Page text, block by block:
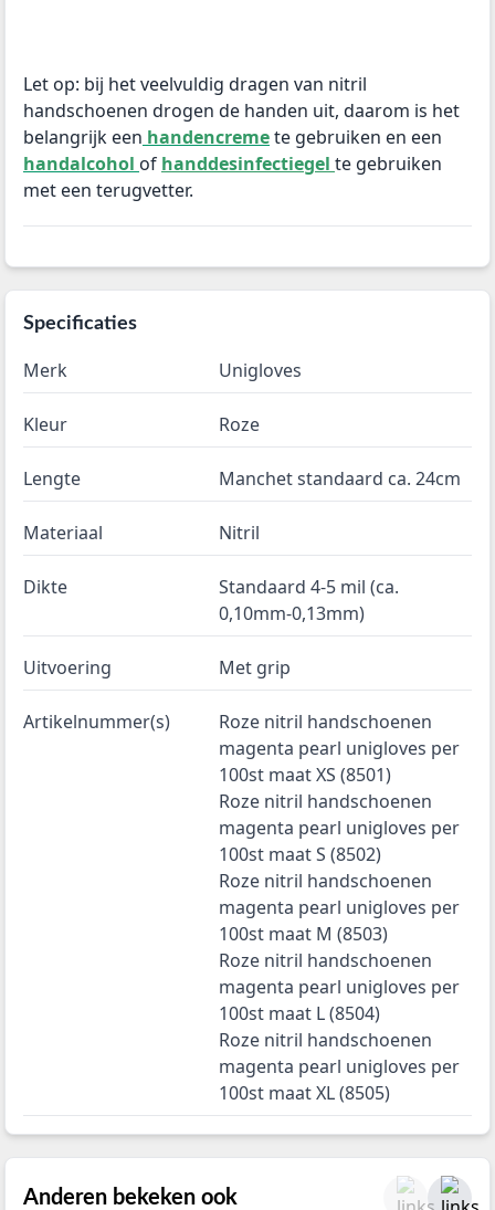
Let op: bij het veelvuldig dragen van nitril
handschoenen drogen de handen uit, daarom is het
belangrijk een handencremete gebruiken en een
handalcohol of handdesinfectiegel te gebruiken
met een terugvetter.
Specificaties
Merk Unigloves
Kleur Roze
Lengte Manchet standaard ca. 24cm
Materiaal Nitril
Dikte
Standaard 4-5 mil (ca.
0,10mm-0,13mm)
Uitvoering Met grip
Artikelnummer(s)
Roze nitril handschoenen
magenta pearl unigloves per
100st maat XS (8501)
Roze nitril handschoenen
magenta pearl unigloves per
100st maat S (8502)
Roze nitril handschoenen
magenta pearl unigloves per
100st maat M (8503)
Roze nitril handschoenen
magenta pearl unigloves per
100st maat L (8504)
Roze nitril handschoenen
magenta pearl unigloves per
100st maat XL (8505)
Anderen bekeken ook